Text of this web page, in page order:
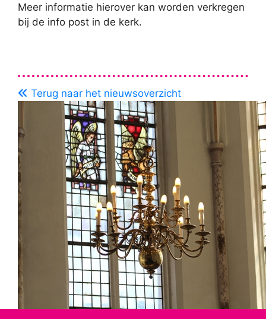
Meer informatie hierover kan worden verkregen
bij de info post in de kerk.
Terug naar het nieuwsoverzicht